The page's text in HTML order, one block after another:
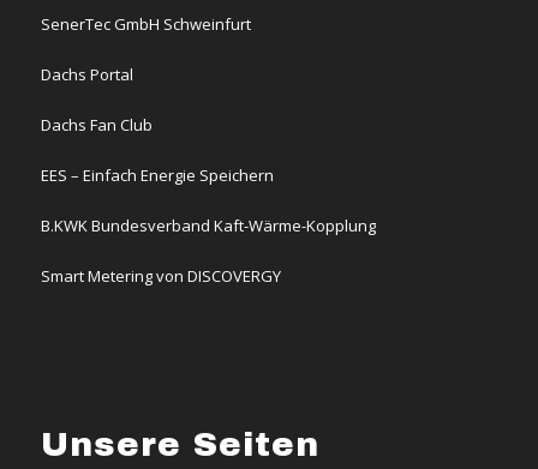
SenerTec GmbH Schweinfurt
Dachs Portal
Dachs Fan Club
EES – Einfach Energie Speichern
B.KWK Bundesverband Kaft-Wärme-Kopplung
Smart Metering von DISCOVERGY
Unsere Seiten